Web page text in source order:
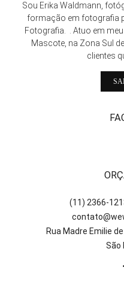
Sou Erika Waldmann,
formação em fotografia
Fotografia. . Atuo em
Mascote, na Zona Sul
clientes
(11) 2366-
Rua Madre Emilie
São